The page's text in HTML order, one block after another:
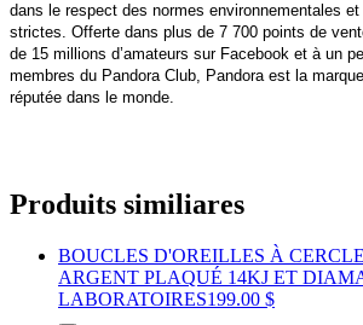
dans le respect des normes environnementales
strictes. Offerte dans plus de 7 700 points de
de 15 millions d’amateurs sur Facebook et à un
membres du Pandora Club, Pandora est la
réputée dans le monde.
Produits similiares
BOUCLES D'OREILLES À
ARGENT PLAQUÉ 14KJ ET
LABORATOIRES199.00 $